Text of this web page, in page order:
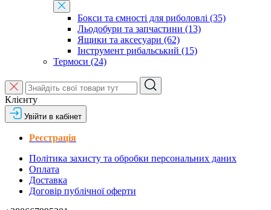
Бокси та ємності для риболовлі (35)
Льодобури та запчастини (13)
Ящики та аксесуари (62)
Інструмент рибальський (15)
Термоси (24)
Клієнту
Увійти в кабінет
Реєстрація
Політика захисту та обробки персональних даних
Оплата
Доставка
Договір публічної оферти